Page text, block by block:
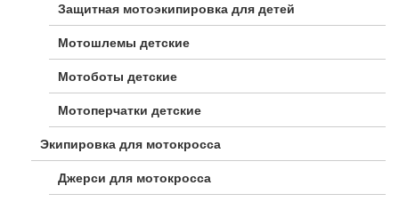
Защитная мотоэкипировка для детей
Мотошлемы детские
Мотоботы детские
Мотоперчатки детские
Экипировка для мотокросса
Джерси для мотокросса